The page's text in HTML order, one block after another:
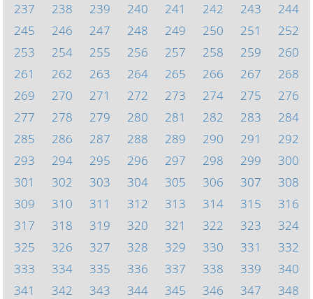
237
238 239 240 241 242 243
244
245
246 247 248 249 250 251
252
253
254 255 256 257 258 259
260
261
262 263 264 265 266 267
268
269
270 271 272 273 274 275
276
277
278 279 280 281 282 283
284
285
286 287 288 289 290 291
292
293
294 295 296 297 298 299
300
301
302 303 304 305 306 307
308
309
310 311 312 313 314 315
316
317
318 319 320 321 322 323
324
325
326 327 328 329 330 331
332
333
334 335 336 337 338 339
340
341
342 343 344 345 346 347 348